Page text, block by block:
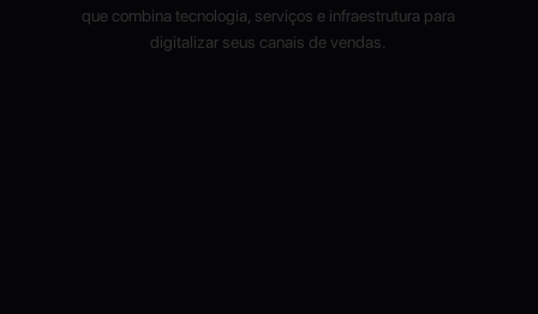
que combina tecnologia, serviços e infraestrutura para
digitalizar seus canais de vendas.